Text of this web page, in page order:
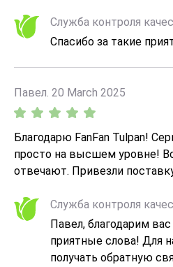
Служба контроля
Спасибо за такие
Павел. 20 March 2025
Благодарю FanFan Tulpan!
просто на высшем уровне!
отвечают. Привезли
рекомендую! Соотношение
Служба контроля
Павел, благодарим
приятные слова! Для
получать обратную